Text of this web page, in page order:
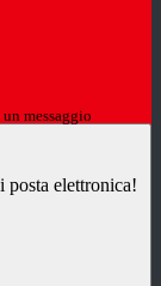
messaggio
posta elettronica!